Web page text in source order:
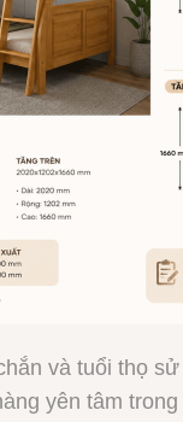
và tuổi thọ
yên tâm